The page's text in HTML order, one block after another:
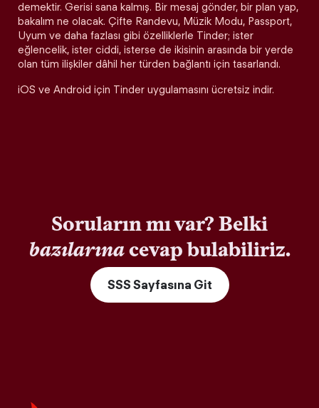
demektir. Gerisi sana kalmış. Bir mesaj gönder, bir plan yap,
bakalım ne olacak. Çifte Randevu, Müzik Modu, Passport,
Uyum ve daha fazlası gibi özelliklerle Tinder; ister
eğlencelik, ister ciddi, isterse de ikisinin arasında bir yerde
olan tüm ilişkiler dâhil her türden bağlantı için tasarlandı.
iOS ve Android için Tinder uygulamasını ücretsiz indir.
Soruların mı var? Belki
bazılarınacevap bulabiliriz.
SSS Sayfasına Git